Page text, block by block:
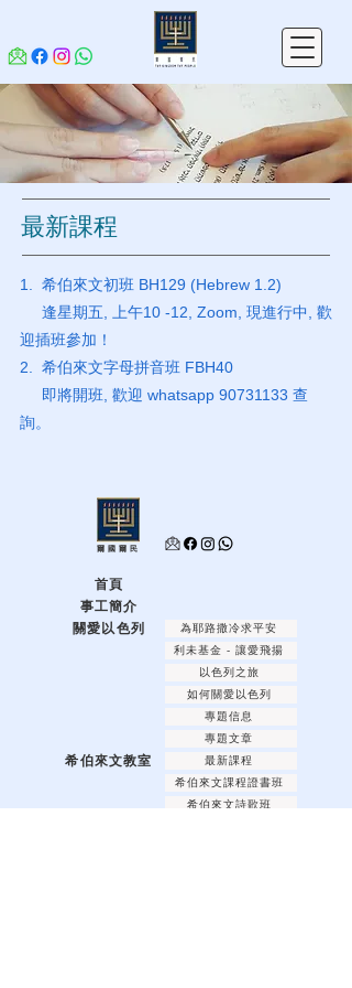
最新課程
1. 希伯來文初班 BH129 (Hebrew 1.2)
逢星期五, 上午10 -12, Zoom, 現進行中, 歡
迎插班參加！
2. 希伯來文字母拼音班 FBH40
即將開班, 歡迎 whatsapp 90731133 查
詢。
爾國爾民
首頁
事工簡介
關愛以色列
為耶路撒冷求平安
利未基金 - 讓愛飛揚
以色列之旅
如何關愛以色列
專題信息
專題文章
希伯來文教室
最新課程
希伯來文課程證書班
希伯來文詩歌班